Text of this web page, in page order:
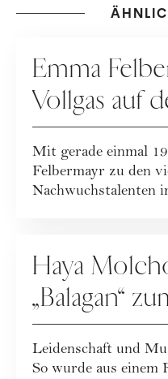
Emma
Vollgas auf
Mit gerade einmal
Felbermayr zu den
Nachwuchstalenten
Haya
„Balagan“
wurde
Leidenschaft und
So wurde aus einem